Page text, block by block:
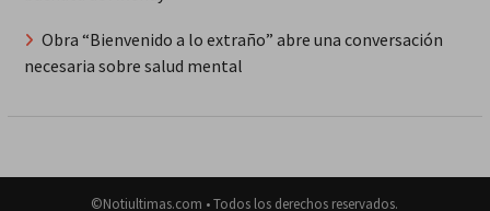
Obra “Bienvenido a lo extraño” abre una conversación
necesaria sobre salud mental
©Notiultimas.com • Todos los derechos reservados.